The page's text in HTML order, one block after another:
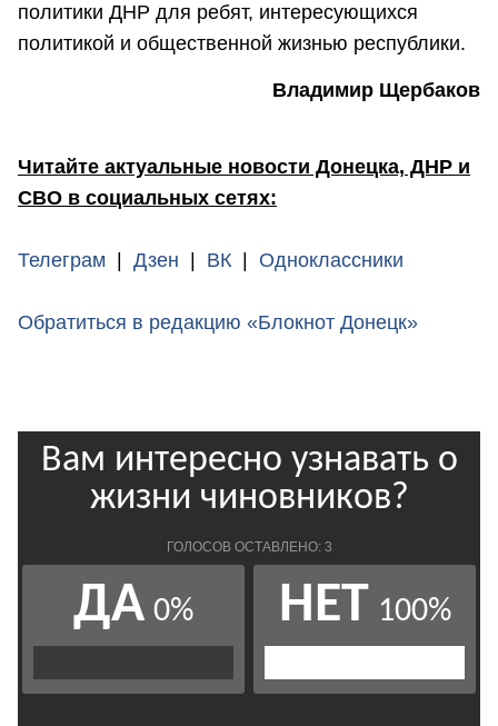
политики ДНР для ребят, интересующихся
политикой и общественной жизнью республики.
Владимир Щербаков
Читайте актуальные новости Донецка, ДНР и
СВО в социальных сетях:
Телеграм Дзен ВК Одноклассники
Обратиться в редакцию «Блокнот Донецк»